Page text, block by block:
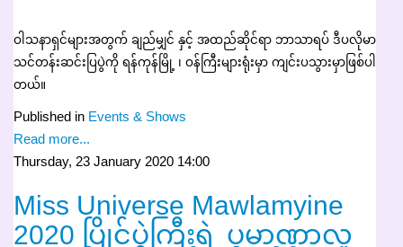
ဝါသနာရှင်များအတွက် ချည်မျှင် နှင့် အထည်ဆိုင်ရာ ဘာသာရပ် ဒီပလိုမာ
သင်တန်းဆင်းပြပွဲကို ရန်ကုန်မြို့ ၊ ဝန်ကြီးများရုံးမှာ ကျင်းပသွားမှာဖြစ်ပါ
တယ်။
Published in Events & Shows
Read more...
Thursday, 23 January 2020 14:00
Miss Universe Mawlamyine
2020 ပြိုင်ပွဲကြီးရဲ့ ပမာဏာလူ